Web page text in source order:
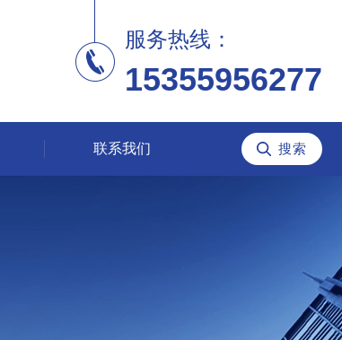
服务热线：
15355956277
联系我们